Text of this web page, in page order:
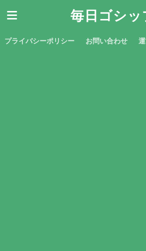
毎日ゴシッ
プライバシーポリシー お問い合わせ